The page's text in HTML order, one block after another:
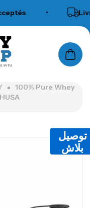
IN TUNISIA
100% Pure Whey
توصيل
بلاش